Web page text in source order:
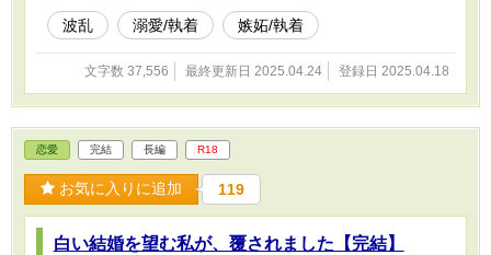
波乱 溺愛/執着 嫉妬/執着
文字数 37,556 最終更新日 2025.04.24 登録日 2025.04.18
恋愛 完結 長編 R18
お気に入りに追加 119
白い結婚を望む私が、覆されました【完結】